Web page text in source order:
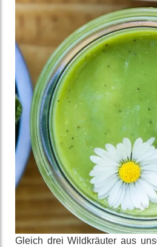
Gleich drei Wild­kräuter aus